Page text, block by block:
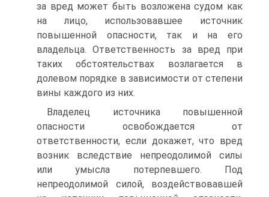
за вред может быть возложена судом как
на лицо, использовавшее источник
повышенной опасности, так и на его
владельца. Ответственность за вред при
таких обстоятельствах возлагается в
долевом порядке в зависимости от степени
вины каждого из них.
Владелец источника повышенной
опасности освобождается от
ответственности, если докажет, что вред
возник вследствие непреодолимой силы
или умысла потерпевшего. Под
непреодолимой силой, воздействовавшей